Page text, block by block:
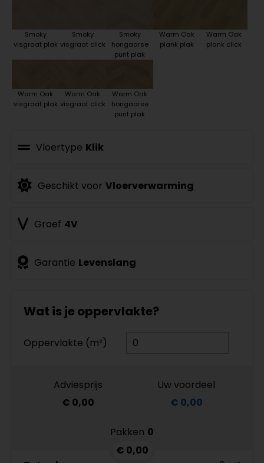
Smoky
visgraat plak
Smoky
visgraat click
Smoky
hongaarse
punt plak
Warm Oak
plank plak
Warm Oak
plank click
Warm Oak
visgraat plak
Warm Oak
visgraat click
Warm Oak
hongaarse
punt plak
Vloertype Klik
Geschikt voor Vloerverwarming
Groef 4V
Garantie Levenslang
Wat is je oppervlakte?
Oppervlakte (m²)
Adviesprijs
€ 0,00
Uw voordeel
€ 0,00
Pakken 0
€ 0,00